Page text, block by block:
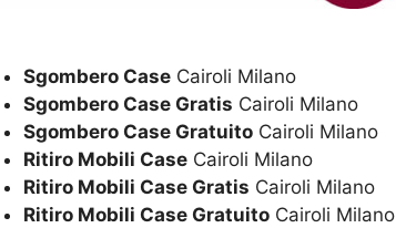
Sgombero Case Cairoli Milano
Sgombero Case Gratis Cairoli Milano
Sgombero Case Gratuito Cairoli Milano
Ritiro Mobili Case Cairoli Milano
Ritiro Mobili Case Gratis Cairoli Milano
Ritiro Mobili Case Gratuito Cairoli Milano